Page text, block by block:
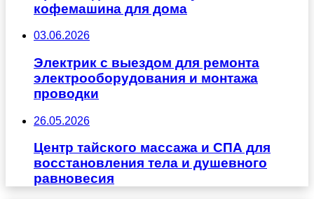
кофемашина для дома
03.06.2026
Электрик с выездом для ремонта
электрооборудования и монтажа
проводки
26.05.2026
Центр тайского массажа и СПА для
восстановления тела и душевного
равновесия